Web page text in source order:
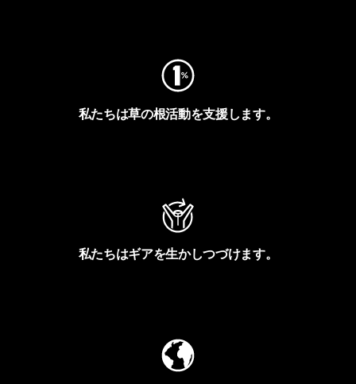
私たちは草の根活動を支援します。
私たちはギアを生かしつづけます。